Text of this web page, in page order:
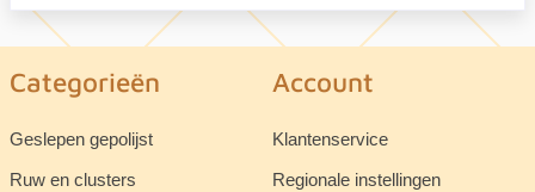
Categorieën
Geslepen gepolijst
Ruw en clusters
Account
Klantenservice
Regionale instellingen